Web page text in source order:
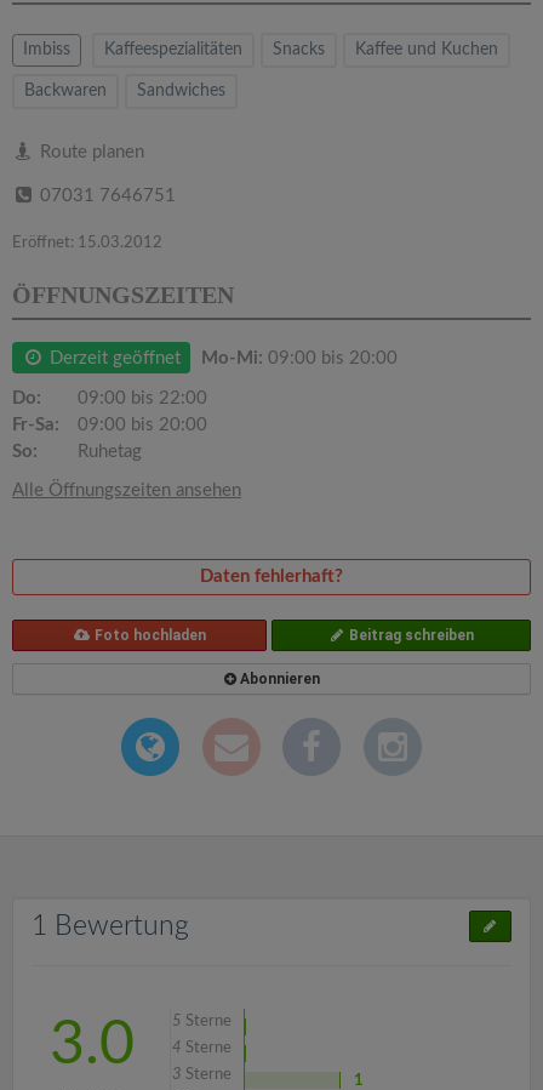
Imbiss Kaffeespezialitäten Snacks Kaffee und Kuchen
Backwaren Sandwiches
Route planen
07031 7646751
Eröffnet: 15.03.2012
ÖFFNUNGSZEITEN
Derzeit geöffnet Mo-Mi: 09:00 bis 20:00
Do:
09:00 bis 22:00
Fr-Sa:
09:00 bis 20:00
So:
Ruhetag
Alle Öffnungszeiten ansehen
Daten fehlerhaft?
Foto hochladen Beitrag schreiben
Abonnieren
1 Bewertung
3.0 5 Sterne
4 Sterne
3 Sterne
1
i
a
i